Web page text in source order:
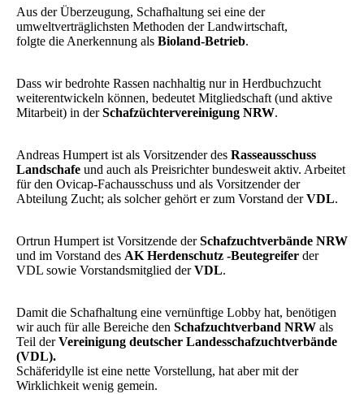
Aus der Überzeugung, Schafhaltung sei eine der
umweltverträglichsten Methoden der Landwirtschaft,
folgte die Anerkennung als Bioland-Betrieb.
Dass wir bedrohte Rassen nachhaltig nur in Herdbuchzucht
weiterentwickeln können, bedeutet Mitgliedschaft (und aktive
Mitarbeit) in derSchafzüchtervereinigung NRW.
Andreas Humpert ist als Vorsitzender des Rasseausschuss
Landschafe und auch als Preisrichter bundesweit aktiv. Arbeitet
für den Ovicap-Fachausschuss und als Vorsitzender der
Abteilung Zucht; als solcher gehört er zum Vorstand derVDL.
Ortrun Humpert ist Vorsitzende derSchafzuchtverbände NRW
und im Vorstand des AK Herdenschutz -Beutegreifer der
VDL sowie Vorstandsmitglied derVDL.
Damit die Schafhaltung eine vernünftige Lobby hat, benötigen
wir auch für alle Bereiche den Schafzuchtverband NRW als
Teil derVereinigung deutscher Landesschafzuchtverbände
(VDL).
Schäferidylle ist eine nette Vorstellung, hat aber mit der
Wirklichkeit wenig gemein.